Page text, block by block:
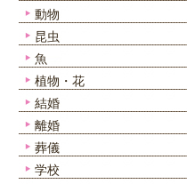
動物
昆虫
魚
植物・花
結婚
離婚
葬儀
学校